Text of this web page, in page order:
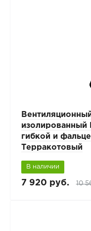
гибкой и
Терракотовый
В наличии
7 920 руб. 10